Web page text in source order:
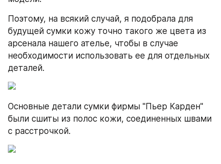
Поэтому, на всякий случай, я подобрала для
будущей сумки кожу точно такого же цвета из
арсенала нашего ателье, чтобы в случае
необходимости использовать ее для отдельных
деталей.
Основные детали сумки фирмы "Пьер Карден"
были сшиты из полос кожи, соединенных швами
с расстрочкой.